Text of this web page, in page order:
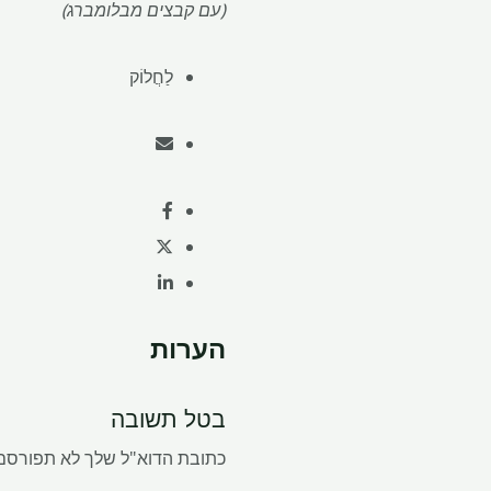
(עם קבצים מבלומברג)
לַחֲלוֹק
הערות
בטל תשובה
כתובת הדוא"ל שלך לא